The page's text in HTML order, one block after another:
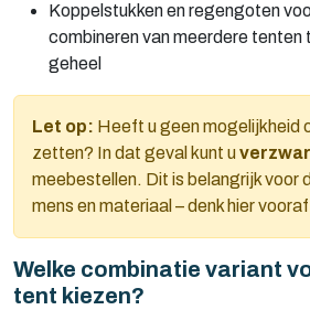
Koppelstukken en regengoten
combineren van meerdere
geheel
Let op: Heeft u geen mogelijkheid
zetten? In dat geval kunt u
meebestellen. Dit is belangrijk voor
mens en materiaal – denk hier
Welke combinatie variant
tent kiezen?